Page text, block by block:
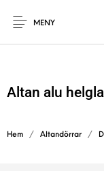
MENY
Altan alu
Hem / Altandörrar /